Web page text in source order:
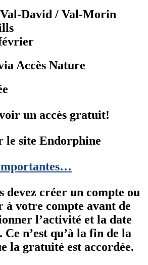
David / Val-Morin
Accès Nature
un accès gratuit!
le site Endorphine
devez créer un compte ou
à votre compte avant de
l’activité et la date
n’est qu’à la fin de la
la gratuité est accordée.